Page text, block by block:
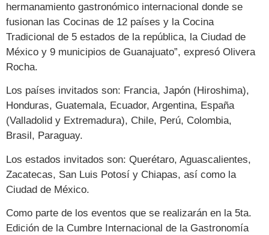
hermanamiento gastronómico internacional donde se
fusionan las Cocinas de 12 países y la Cocina
Tradicional de 5 estados de la república, la Ciudad de
México y 9 municipios de Guanajuato”, expresó Olivera
Rocha.
Los países invitados son: Francia, Japón (Hiroshima),
Honduras, Guatemala, Ecuador, Argentina, España
(Valladolid y Extremadura), Chile, Perú, Colombia,
Brasil, Paraguay.
Los estados invitados son: Querétaro, Aguascalientes,
Zacatecas, San Luis Potosí y Chiapas, así como la
Ciudad de México.
Como parte de los eventos que se realizarán en la 5ta.
Edición de la Cumbre Internacional de la Gastronomía